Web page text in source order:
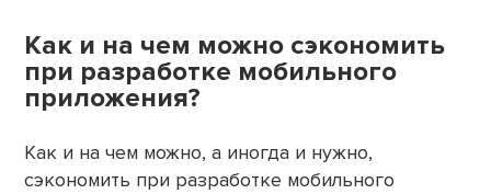
Как и на чем можно сэкономить
при разработке мобильного
приложения?
Как и на чем можно, а иногда и нужно,
сэкономить при разработке мобильного